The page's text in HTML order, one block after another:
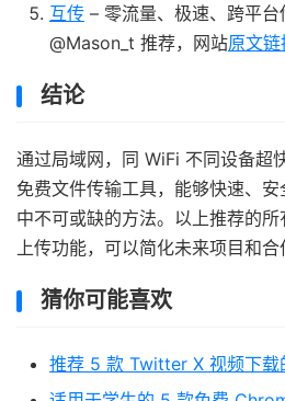
互传 – 零流量、极速、跨平
@Mason_t 推荐，网站原文链
结论
通过局域网，同 WiFi 不同设备超
免费文件传输工具，能够快速、
中不可或缺的方法。以上推荐的
上传功能，可以简化未来项目和合
猜你可能喜欢
推荐 5 款 Twitter X 视频下载